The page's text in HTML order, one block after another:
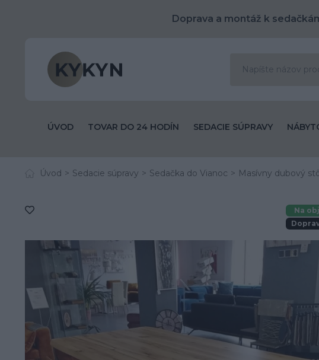
Doprava a montáž k
ÚVOD TOVAR DO 24 HODÍN SEDACIE SÚPRAVY
Úvod Sedacie súpravy Sedačka do Vianoc Masívny dubový
Na